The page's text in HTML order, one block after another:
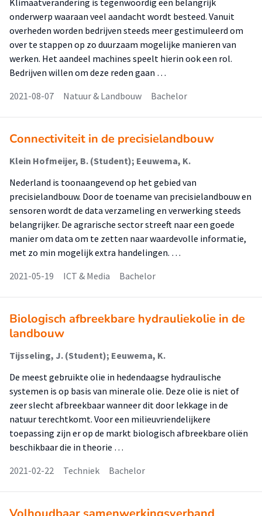
Klimaatverandering is tegenwoordig een belangrijk
onderwerp waaraan veel aandacht wordt besteed. Vanuit
overheden worden bedrijven steeds meer gestimuleerd om
over te stappen op zo duurzaam mogelijke manieren van
werken. Het aandeel machines speelt hierin ook een rol.
Bedrijven willen om deze reden gaan …
2021-08-07
Natuur & Landbouw Bachelor
Connectiviteit in de precisielandbouw
Klein Hofmeijer, B. (Student); Eeuwema, K.
Nederland is toonaangevend op het gebied van
precisielandbouw. Door de toename van precisielandbouw en
sensoren wordt de data verzameling en verwerking steeds
belangrijker. De agrarische sector streeft naar een goede
manier om data om te zetten naar waardevolle informatie,
met zo min mogelijk extra handelingen. …
2021-05-19
ICT & Media Bachelor
Biologisch afbreekbare hydrauliekolie in de
landbouw
Tijsseling, J. (Student); Eeuwema, K.
De meest gebruikte olie in hedendaagse hydraulische
systemen is op basis van minerale olie. Deze olie is niet of
zeer slecht afbreekbaar wanneer dit door lekkage in de
natuur terechtkomt. Voor een milieuvriendelijkere
toepassing zijn er op de markt biologisch afbreekbare oliën
beschikbaar die in theorie …
2021-02-22
Techniek Bachelor